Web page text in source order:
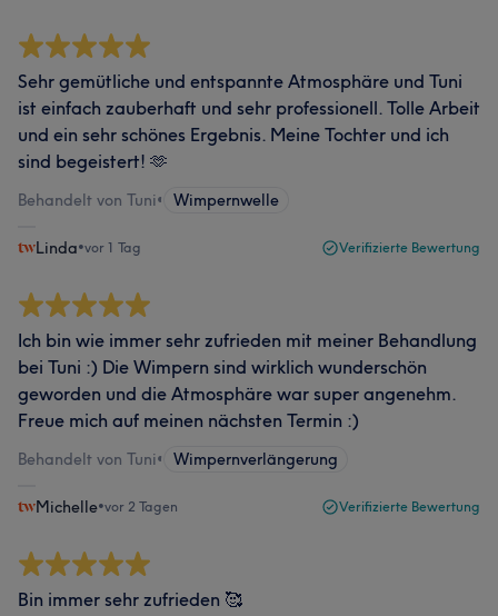
Sehr gemütliche und entspannte Atmosphäre und Tuni
ist einfach zauberhaft und sehr professionell. Tolle Arbeit
und ein sehr schönes Ergebnis. Meine Tochter und ich
sind begeistert! 🫶
Behandelt von Tuni• Wimpernwelle
Linda•vor 1 Tag Verifizierte Bewertung
Ich bin wie immer sehr zufrieden mit meiner Behandlung
bei Tuni :) Die Wimpern sind wirklich wunderschön
geworden und die Atmosphäre war super angenehm.
Freue mich auf meinen nächsten Termin :)
Behandelt von Tuni• Wimpernverlängerung
Michelle•vor 2 Tagen Verifizierte Bewertung
Bin immer sehr zufrieden 🥰